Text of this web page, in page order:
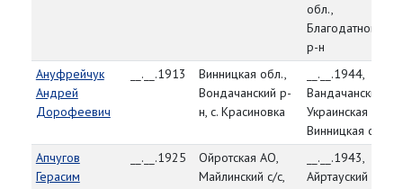
обл.,
Благодатновский
р-н
Ануфрейчук
Андрей
Дорофеевич
__.__.1913
Винницкая обл.,
Вондачанский р-
н, с. Красиновка
__.__.1944,
Вандачанский
Украинская ССР,
Винницкая обл.
Апчугов
Герасим
__.__.1925
Ойротская АО,
Майлинский с/с,
__.__.1943,
Айртауский РВК,